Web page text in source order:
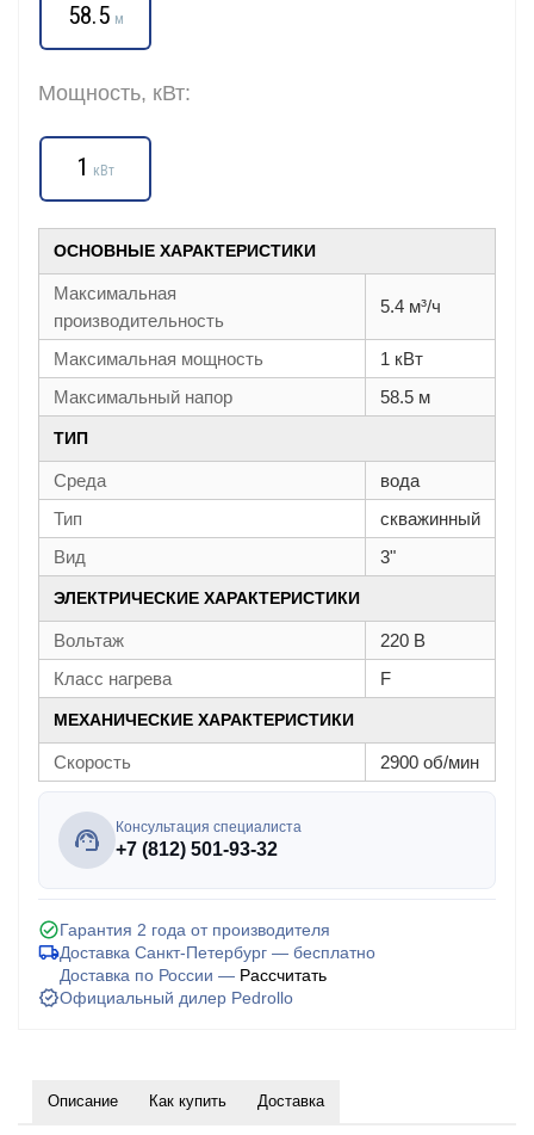
58.5 м
Мощность, кВт:
1 кВт
ОСНОВНЫЕ ХАРАКТЕРИСТИКИ
Максимальная
производительность
5.4 м³/ч
Максимальная мощность
1 кВт
Максимальный напор
58.5 м
ТИП
Среда
вода
Тип
скважинный
Вид
3"
ЭЛЕКТРИЧЕСКИЕ ХАРАКТЕРИСТИКИ
Вольтаж
220 В
Класс нагрева
F
МЕХАНИЧЕСКИЕ ХАРАКТЕРИСТИКИ
Скорость 2900 об/мин
Консультация специалиста
+7 (812) 501-93-32
Гарантия 2 года от производителя
Доставка Санкт-Петербург — бесплатно
Доставка по России — Рассчитать
Официальный дилер Pedrollo
Описание Как купить Доставка